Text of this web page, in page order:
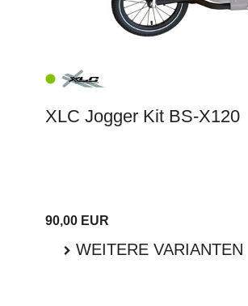
XLC Jogger Kit BS-X120
90,00 EUR
WEITERE VARIANTEN